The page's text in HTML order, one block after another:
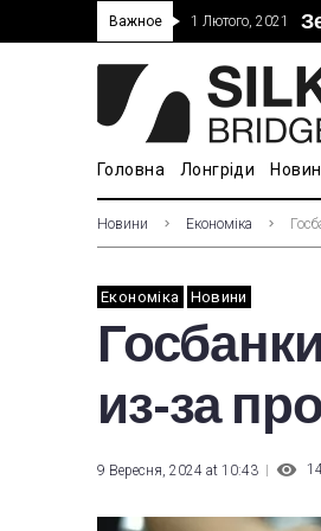
Важное 1 Лютого, 2021
Головна Лонгріди
Новини Економіка
Економіка Новини
из-за
9 Вересня, 2024 at 10:43